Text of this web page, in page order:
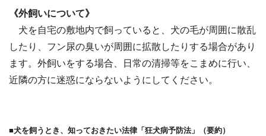
《外飼いについて》
犬を自宅の敷地内で飼っていると、犬の毛が周囲に散乱
したり、フン尿の臭いが周囲に拡散したりする場合があり
ます。外飼いをする場合、日常の清掃等をこまめに行い、
近隣の方に迷惑にならないようにしてください。
■犬を飼うとき、知っておきたい法律「狂犬病予防法」（要約）